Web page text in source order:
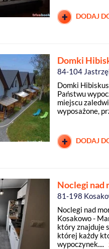
DODAJ
Domki
84-104
Domki
Państwu
miejscu
wyposażone,
DODAJ
Noclegi nad
81-198
Noclegi nad
Kosakowo -
który znajduje
której każdy
wypoczynek....